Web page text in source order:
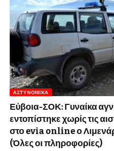
ΑΣΤΥΝΟΜΙΚΆ
Εύβοια-ΣΟΚ: Γυναίκα
εντοπίστηκε χωρίς τις
στο evia online ο
(Όλες οι πληροφορίες)